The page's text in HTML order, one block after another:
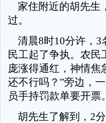
家住附近的胡先生
过。
清晨8时10分许，3
民工起了争执。农民
庞涨得通红，神情焦
还不行吗？”旁边，
员手持罚款单要开票。
胡先生了解到，2